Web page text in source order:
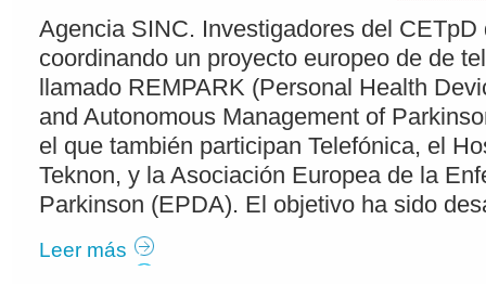
Agencia SINC. Investigadores del
coordinando un proyecto europeo de de
llamado REMPARK (Personal Health
and Autonomous Management of
el que también participan Telefónica, el
Teknon, y la Asociación Europea de la
Parkinson (EPDA). El objetivo ha sido
Leer más